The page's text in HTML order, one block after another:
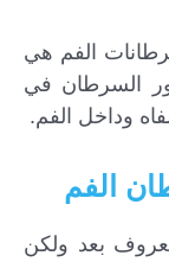
أن 90% من سرطانات الفم هي
السرطان في
وداخل الفم.
الفم
بعد ولكن